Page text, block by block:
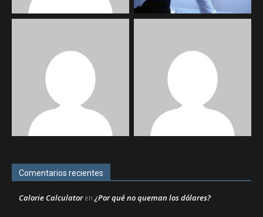
Comentarios recientes
Calorie Calculatoren¿Por qué no queman los dólares?